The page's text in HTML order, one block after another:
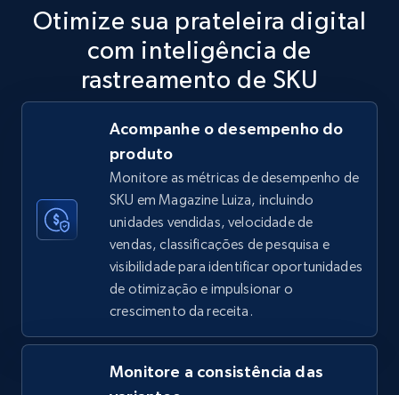
5.6K+ 875+ Comece agora
TikTok Shop
URL, Title, Available, Description, Currency, Initial
price, Final price, Discount percent, and more.
5.4K+ 668+ Comece agora
TikTok Shop - category
URL, Title, Available, Description, Currency, Initial
price, Final price, Discount percent, and more.
Otimize sua prateleira digital
com inteligência de
rastreamento de SKU
Acompanhe o desempenho do
produto
Monitore as métricas de desempenho de
SKU em Magazine Luiza, incluindo
unidades vendidas, velocidade de
vendas, classificações de pesquisa e
visibilidade para identificar oportunidades
de otimização e impulsionar o
crescimento da receita.
Monitore a consistência das